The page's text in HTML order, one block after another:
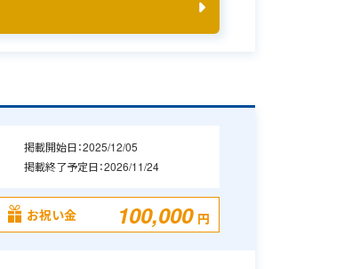
掲載開始日：2025/12/05
掲載終了予定日：2026/11/24
お祝い金 100,000 円